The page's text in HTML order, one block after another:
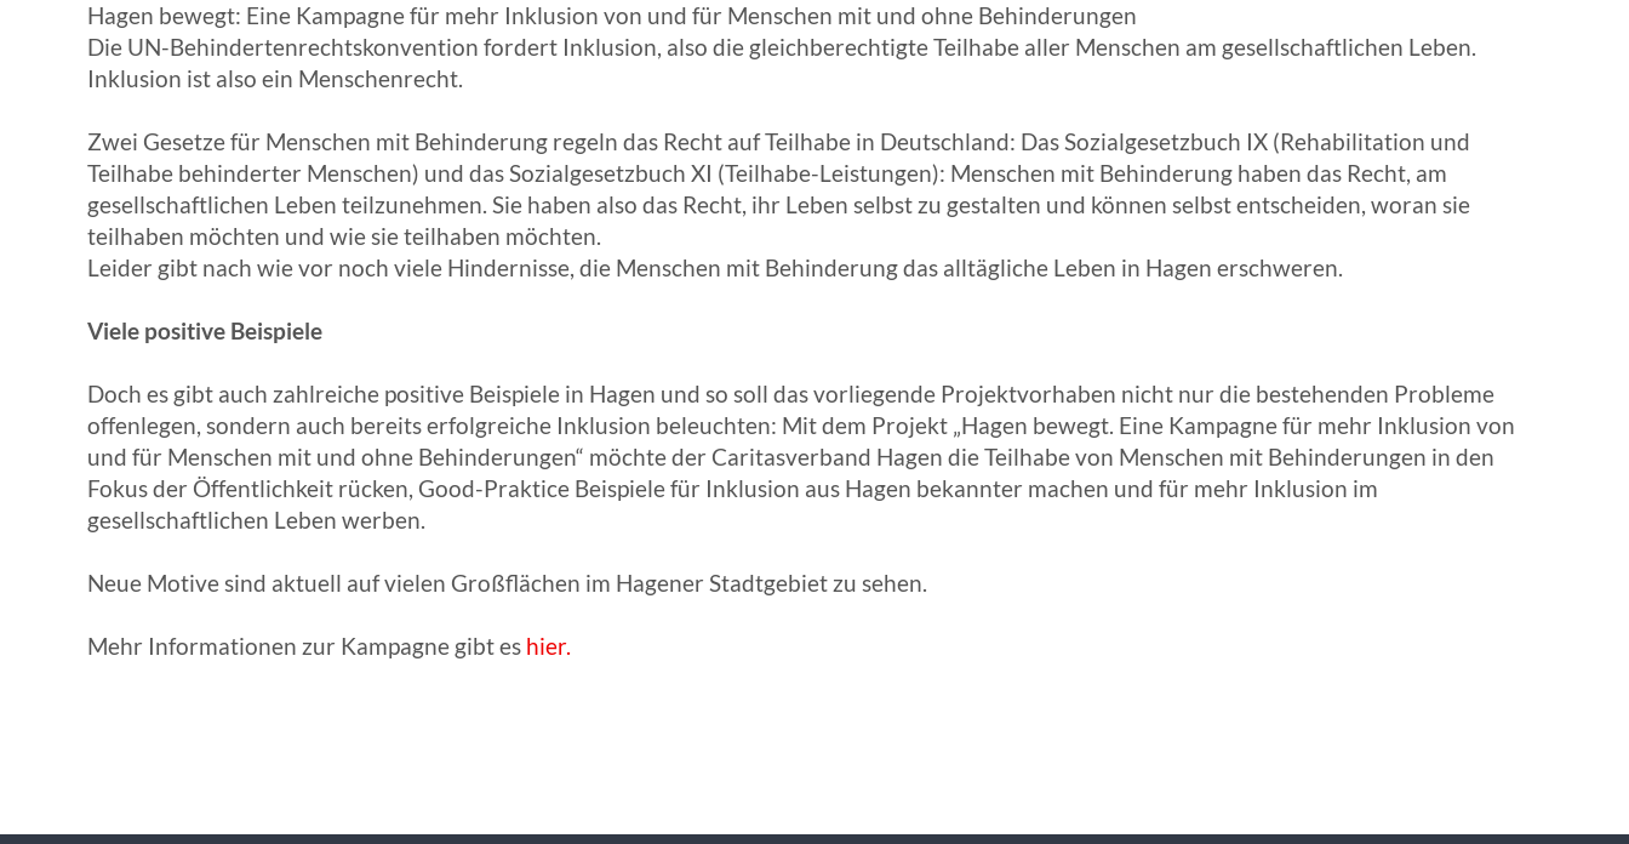
Hagen bewegt: Eine Kampagne für mehr Inklusion von und für Menschen mit und ohne Behinderungen
Die UN-Behindertenrechtskonvention fordert Inklusion, also die gleichberechtigte Teilhabe aller Menschen am gesellschaftlichen Leben.
Inklusion ist also ein Menschenrecht.
Zwei Gesetze für Menschen mit Behinderung regeln das Recht auf Teilhabe in Deutschland: Das Sozialgesetzbuch IX (Rehabilitation und
Teilhabe behinderter Menschen) und das Sozialgesetzbuch XI (Teilhabe-Leistungen): Menschen mit Behinderung haben das Recht, am
gesellschaftlichen Leben teilzunehmen. Sie haben also das Recht, ihr Leben selbst zu gestalten und können selbst entscheiden, woran sie
teilhaben möchten und wie sie teilhaben möchten.
Leider gibt nach wie vor noch viele Hindernisse, die Menschen mit Behinderung das alltägliche Leben in Hagen erschweren.
Viele positive Beispiele
Doch es gibt auch zahlreiche positive Beispiele in Hagen und so soll das vorliegende Projektvorhaben nicht nur die bestehenden Probleme
offenlegen, sondern auch bereits erfolgreiche Inklusion beleuchten: Mit dem Projekt „Hagen bewegt. Eine Kampagne für mehr Inklusion von
und für Menschen mit und ohne Behinderungen“ möchte der Caritasverband Hagen die Teilhabe von Menschen mit Behinderungen in den
Fokus der Öffentlichkeit rücken, Good-Praktice Beispiele für Inklusion aus Hagen bekannter machen und für mehr Inklusion im
gesellschaftlichen Leben werben.
Neue Motive sind aktuell auf vielen Großflächen im Hagener Stadtgebiet zu sehen.
Mehr Informationen zur Kampagne gibt es hier.